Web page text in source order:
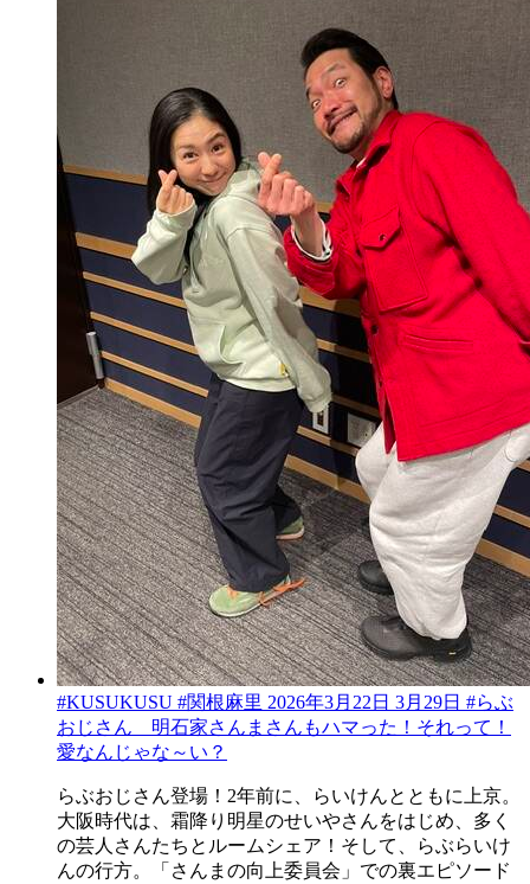
#KUSUKUSU #関根麻里 2026年3月22日 3月29日 #らぶ
おじさん 明石家さんまさんもハマった！それって！
愛なんじゃな～い？
らぶおじさん登場！2年前に、らいけんとともに上京。
大阪時代は、霜降り明星のせいやさんをはじめ、多く
の芸人さんたちとルームシェア！そして、らぶらいけ
んの行方。「さんまの向上委員会」での裏エピソード